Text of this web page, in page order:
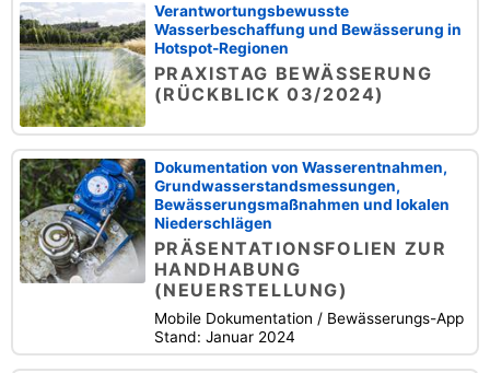
Verantwortungsbewusste
Wasserbeschaffung und Bewässerung in
Hotspot-Regionen
PRAXISTAG BEWÄSSERUNG
(RÜCKBLICK 03/2024)
Dokumentation von Wasserentnahmen,
Grundwasserstandsmessungen,
Bewässerungsmaßnahmen und lokalen
Niederschlägen
PRÄSENTATIONSFOLIEN ZUR
HANDHABUNG
(NEUERSTELLUNG)
Mobile Dokumentation / Bewässerungs-App
Stand: Januar 2024